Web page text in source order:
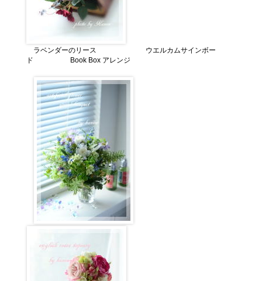
ラベンダーのリース ウエルカムサインボー
ド Book Box アレンジ